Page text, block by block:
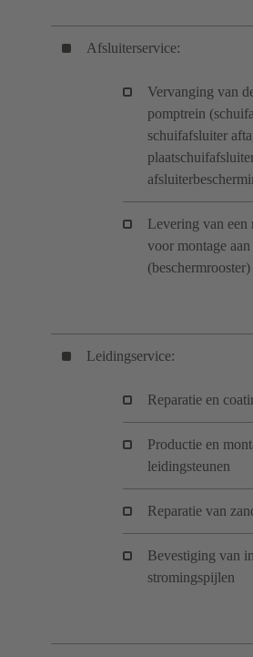
Afsluiterservice:
Vervanging van
pomptrein
schuifafsluiter
Levering van een
voor montage
(beschermrooster)
Leidingservice:
Reparatie en
Productie en
leidingsteunen
Reparatie van
Bevestiging van
stromingspijlen